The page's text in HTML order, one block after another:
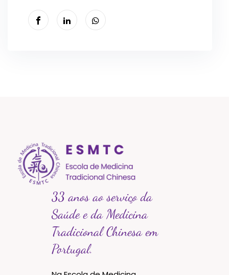
33 anos ao serviço da
Saúde e da Medicina
Tradicional Chinesa em
Portugal.